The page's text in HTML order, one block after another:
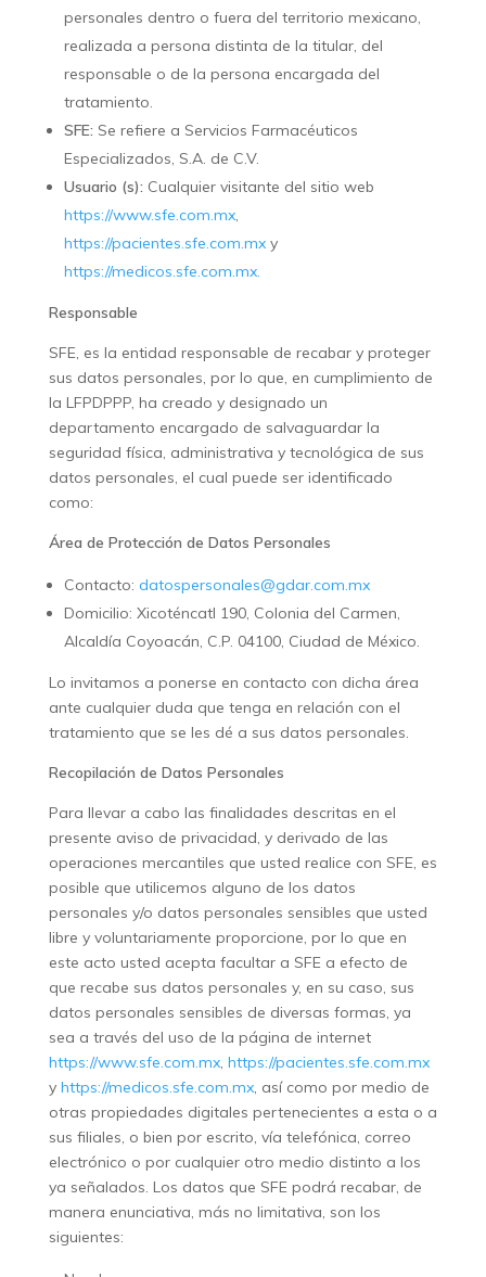
personales dentro o fuera del territorio mexicano,
realizada a persona distinta de la titular, del
responsable o de la persona encargada del
tratamiento.
SFE: Se refiere a Servicios Farmacéuticos
Especializados, S.A. de C.V.
Usuario (s): Cualquier visitante del sitio web
https://www.sfe.com.mx,
https://pacientes.sfe.com.mxy
https://medicos.sfe.com.mx.
Responsable
SFE, es la entidad responsable de recabar y proteger
sus datos personales, por lo que, en cumplimiento de
la LFPDPPP, ha creado y designado un
departamento encargado de salvaguardar la
seguridad física, administrativa y tecnológica de sus
datos personales, el cual puede ser identificado
como:
Área de Protección de Datos Personales
Contacto: datospersonales@gdar.com.mx
Domicilio: Xicoténcatl 190, Colonia del Carmen,
Alcaldía Coyoacán, C.P. 04100, Ciudad de México.
Lo invitamos a ponerse en contacto con dicha área
ante cualquier duda que tenga en relación con el
tratamiento que se les dé a sus datos personales.
Recopilación de Datos Personales
Para llevar a cabo las finalidades descritas en el
presente aviso de privacidad, y derivado de las
operaciones mercantiles que usted realice con SFE, es
posible que utilicemos alguno de los datos
personales y/o datos personales sensibles que usted
libre y voluntariamente proporcione, por lo que en
este acto usted acepta facultar a SFE a efecto de
que recabe sus datos personales y, en su caso, sus
datos personales sensibles de diversas formas, ya
sea a través del uso de la página de internet
https://www.sfe.com.mx, https://pacientes.sfe.com.mx
yhttps://medicos.sfe.com.mx, así como por medio de
otras propiedades digitales pertenecientes a esta o a
sus filiales, o bien por escrito, vía telefónica, correo
electrónico o por cualquier otro medio distinto a los
ya señalados. Los datos que SFE podrá recabar, de
manera enunciativa, más no limitativa, son los
siguientes: